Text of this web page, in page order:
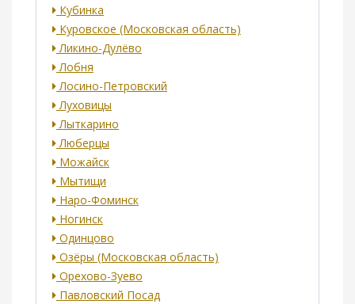
Кубинка
Куровское (Московская область)
Ликино-Дулёво
Лобня
Лосино-Петровский
Луховицы
Лыткарино
Люберцы
Можайск
Мытищи
Наро-Фоминск
Ногинск
Одинцово
Озёры (Московская область)
Орехово-Зуево
Павловский Посад